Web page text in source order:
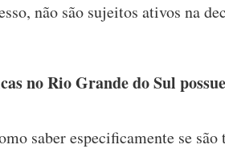
não são sujeitos ativos na
no Rio Grande do Sul
saber especificamente se